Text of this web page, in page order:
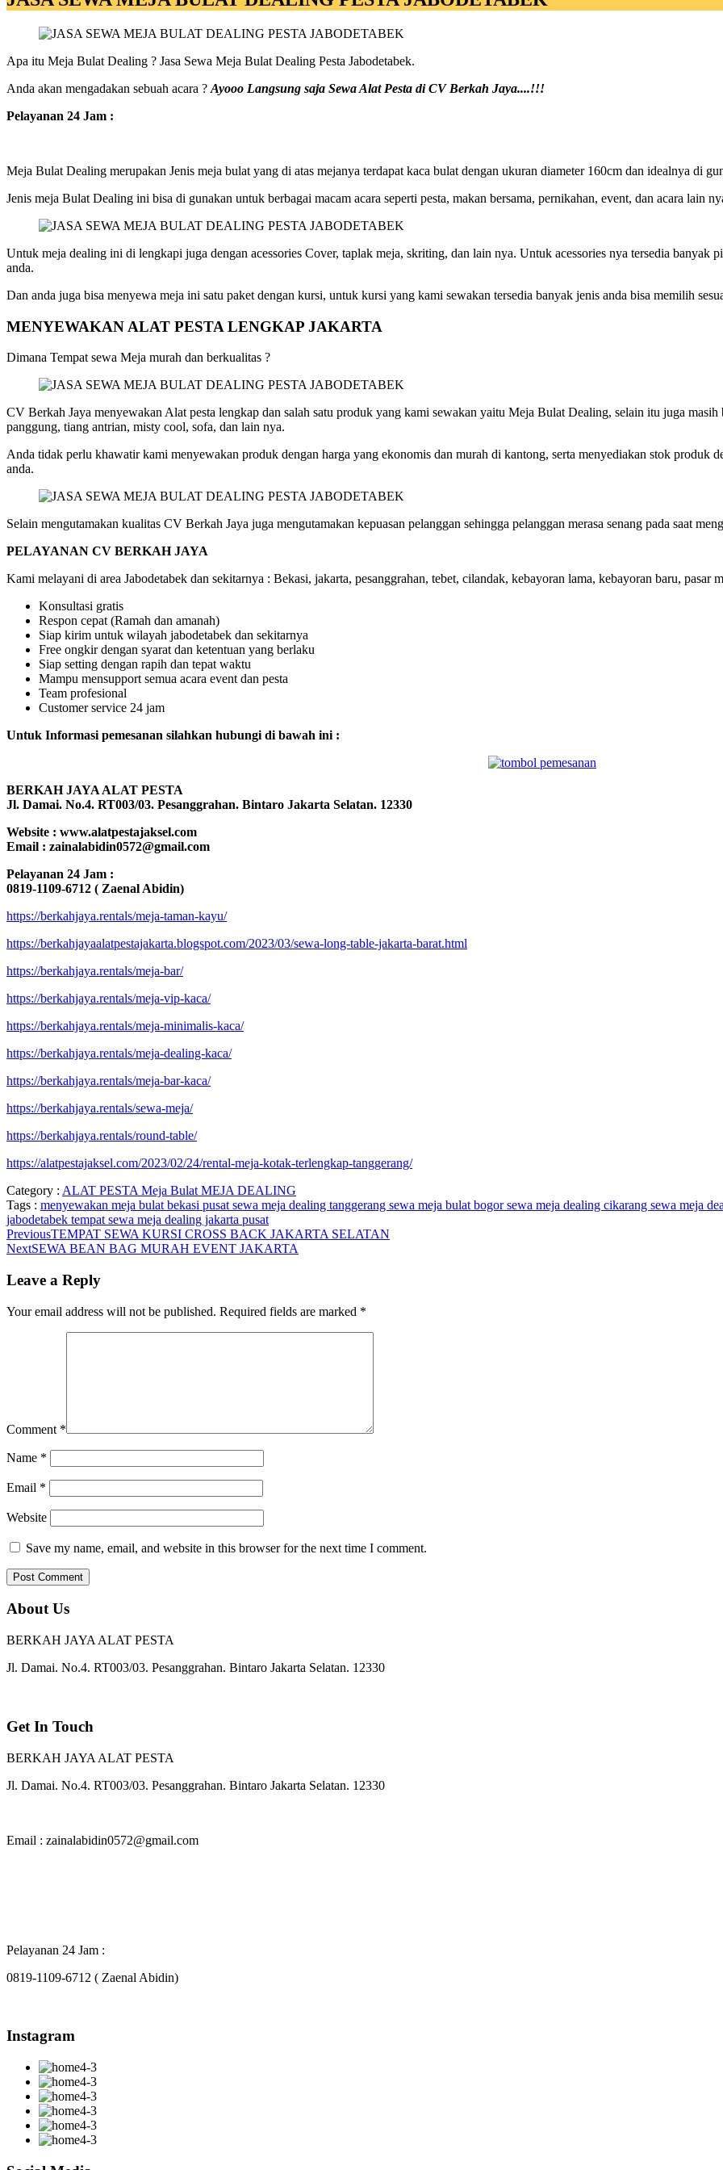
Apa itu Meja Bulat Dealing ? Jasa Sewa Meja Bulat Dealing Pesta Jabodetabek.
Anda akan mengadakan sebuah acara ? Ayooo Langsung saja Sewa Alat Pesta di CV Berkah Jaya....!!!
Pelayanan 24 Jam :
Meja Bulat Dealing merupakan Jenis meja bulat yang di atas mejanya terdapat kaca bulat dengan ukuran diameter 160cm dan idealnya di
Jenis meja Bulat Dealing ini bisa di gunakan untuk berbagai macam acara seperti pesta, makan bersama, pernikahan, event, dan acara lain
Untuk meja dealing ini di lengkapi juga dengan acessories Cover, taplak meja, skriting, dan lain nya. Untuk acessories nya tersedia banyak
anda.
Dan anda juga bisa menyewa meja ini satu paket dengan kursi, untuk kursi yang kami sewakan tersedia banyak jenis anda bisa memilih
MENYEWAKAN ALAT PESTA LENGKAP JAKARTA
Dimana Tempat sewa Meja murah dan berkualitas ?
CV Berkah Jaya menyewakan Alat pesta lengkap dan salah satu produk yang kami sewakan yaitu Meja Bulat Dealing, selain itu juga
panggung, tiang antrian, misty cool, sofa, dan lain nya.
Anda tidak perlu khawatir kami menyewakan produk dengan harga yang ekonomis dan murah di kantong, serta menyediakan stok produk
anda.
Selain mengutamakan kualitas CV Berkah Jaya juga mengutamakan kepuasan pelanggan sehingga pelanggan merasa senang pada saat
PELAYANAN CV BERKAH JAYA
Kami melayani di area Jabodetabek dan sekitarnya : Bekasi, jakarta, pesanggrahan, tebet, cilandak, kebayoran lama, kebayoran baru, pasar
Konsultasi gratis
Respon cepat (Ramah dan amanah)
Siap kirim untuk wilayah jabodetabek dan sekitarnya
Free ongkir dengan syarat dan ketentuan yang berlaku
Siap setting dengan rapih dan tepat waktu
Mampu mensupport semua acara event dan pesta
Team profesional
Customer service 24 jam
Untuk Informasi pemesanan silahkan hubungi di bawah ini :
BERKAH JAYA ALAT PESTA
Jl. Damai. No.4. RT003/03. Pesanggrahan. Bintaro Jakarta Selatan. 12330
Website : www.alatpestajaksel.com
Email : zainalabidin0572@gmail.com
Pelayanan 24 Jam :
0819-1109-6712 ( Zaenal Abidin)
https://berkahjaya.rentals/meja-taman-kayu/
https://berkahjayaalatpestajakarta.blogspot.com/2023/03/sewa-long-table-jakarta-barat.html
https://berkahjaya.rentals/meja-bar/
https://berkahjaya.rentals/meja-vip-kaca/
https://berkahjaya.rentals/meja-minimalis-kaca/
https://berkahjaya.rentals/meja-dealing-kaca/
https://berkahjaya.rentals/meja-bar-kaca/
https://berkahjaya.rentals/sewa-meja/
https://berkahjaya.rentals/round-table/
https://alatpestajaksel.com/2023/02/24/rental-meja-kotak-terlengkap-tanggerang/
Category : ALAT PESTA Meja Bulat MEJA DEALING
Tags : menyewakan meja bulat bekasi pusat sewa meja dealing tanggerang sewa meja bulat bogorsewa meja dealing cikarang sewa meja
jabodetabek tempat sewa meja dealing jakarta pusat
PreviousTEMPAT SEWA KURSI CROSS BACK JAKARTA SELATAN
NextSEWA BEAN BAG MURAH EVENT JAKARTA
Leave a Reply
Your email address will not be published. Required fields are marked *
Comment *
Name *
Email *
Website
Save my name, email, and website in this browser for the next time I comment.
About Us
BERKAH JAYA ALAT PESTA
Jl. Damai. No.4. RT003/03. Pesanggrahan. Bintaro Jakarta Selatan. 12330
Get In Touch
BERKAH JAYA ALAT PESTA
Jl. Damai. No.4. RT003/03. Pesanggrahan. Bintaro Jakarta Selatan. 12330
Email : zainalabidin0572@gmail.com
Pelayanan 24 Jam :
0819-1109-6712 ( Zaenal Abidin)
Instagram